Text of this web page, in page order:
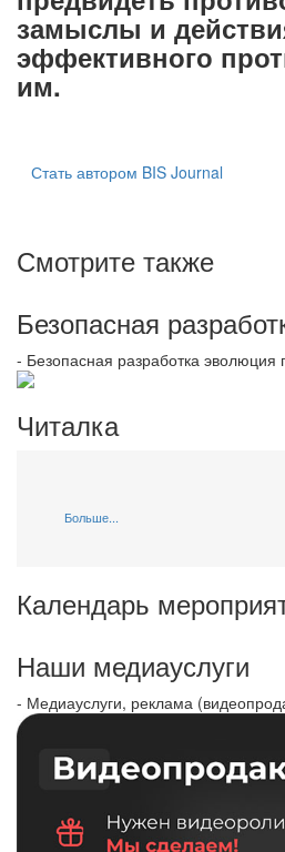
замыслы и
эффективного
им.
Стать автором BIS Journal
Смотрите также
Безопасная
- Безопасная разработка
Читалка
Больше...
Календарь
Наши медиауслуги
- Медиауслуги, реклама